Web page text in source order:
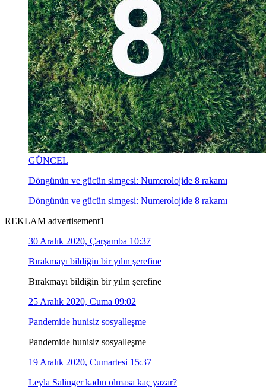
GÜNCEL
Döngünün ve gücün simgesi: Numerolojide 8 rakamı
Döngünün ve gücün simgesi: Numerolojide 8 rakamı
REKLAM advertisement1
30 Aralık 2020, Çarşamba 10:37
Bırakmayı bildiğin bir yılın şerefine
Bırakmayı bildiğin bir yılın şerefine
25 Aralık 2020, Cuma 09:02
Pandemide hunisiz sosyalleşme
Pandemide hunisiz sosyalleşme
19 Aralık 2020, Cumartesi 15:37
Leyla Salinger kadın olmasa kaç yazar?